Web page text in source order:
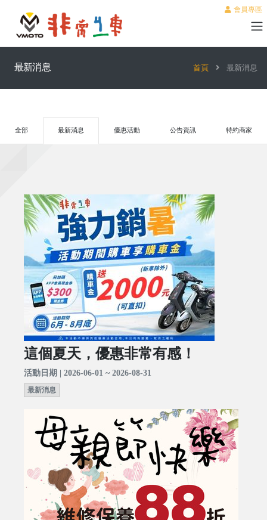
會員專區
最新消息 首頁 最新消息
全部 最新消息 優惠活動 公告資訊 特約商家
這個夏天，優惠非常有感！
活動日期 | 2026-06-01 ~ 2026-08-31
最新消息